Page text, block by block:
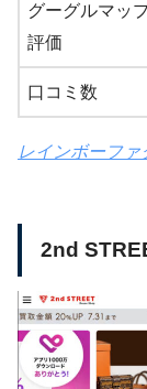
グーグルマッ
評価
口コミ数
レインボーフ
2nd